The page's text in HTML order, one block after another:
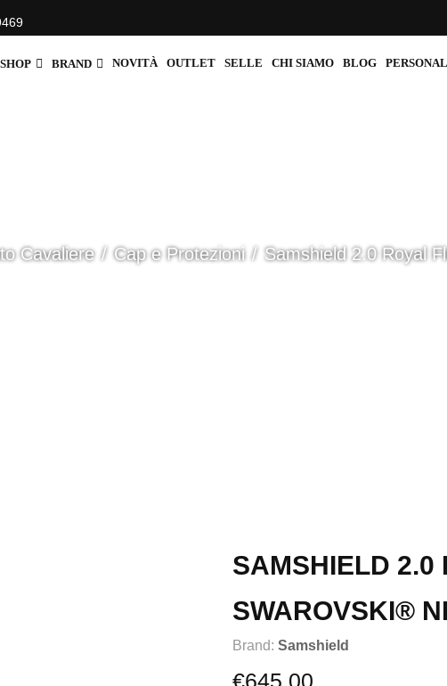
SHOP BRAND NOVITÀ OUTLET SELLE CHI SIAMO BLOG
Cavaliere Cap e Protezioni Samshield 2.0 Royal
SAMSHIELD 2.0
SWAROVSKI®
Brand: Samshield
€645,00